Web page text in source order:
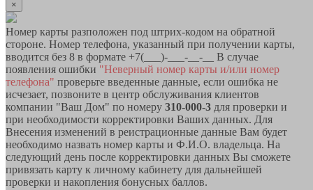
×
Номер карты разположен под штрих-кодом на обратной
стороне. Номер телефона, указанный при получении карты,
вводится без 8 в формате +7(___)-___-__-__ В случае
появления ошибки "Неверный номер карты и/или номер
телефона" проверьте введенные данные, если ошибка не
исчезает, позвоните в центр обслуживания клиентов
компании "Ваш Дом" по номеру 310-000-3 для проверки и
при необходимости корректировки Ваших данных. Для
Внесения изменений в реистрационные данные Вам будет
необходимо назвать номер карты и Ф.И.О. владельца. На
следующий день после корректировки данных Вы сможете
привязать карту к личному кабинету для дальнейшей
проверки и накопления бонусных баллов.